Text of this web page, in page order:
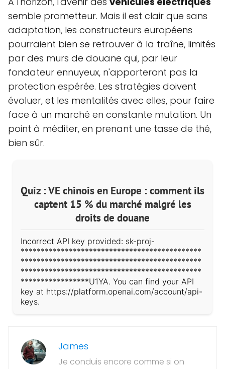
semble prometteur. Mais il est clair que sans
adaptation, les constructeurs européens
pourraient bien se retrouver à la traîne, limités
par des murs de douane qui, par leur
fondateur ennuyeux, n'apporteront pas la
protection espérée. Les stratégies doivent
évoluer, et les mentalités avec elles, pour faire
face à un marché en constante mutation. Un
point à méditer, en prenant une tasse de thé,
bien sûr.
Quiz : VE chinois en Europe : comment ils
captent 15 % du marché malgré les
droits de douane
Incorrect API key provided: sk-proj-
*********************************************
*********************************************
*********************************************
*****************U1YA. You can find your API
key at https://platform.openai.com/account/api-
keys.
James
Je conduis encore comme si on